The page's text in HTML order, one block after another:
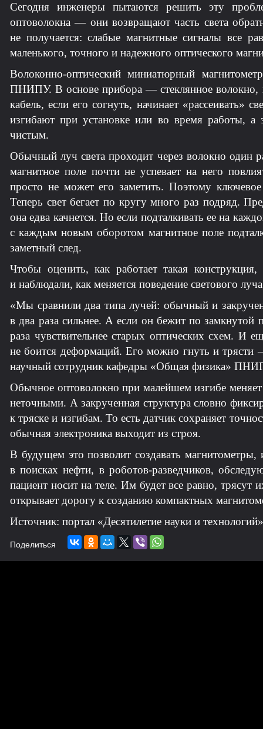
Сегодня инженеры пытаются решить эту
оптоволокна — они возвращают часть света
не получается: слабые магнитные сигналы все
маленького, точного и надежного оптического
Волоконно-оптический миниатюрный
ПНИПУ. В основе прибора — стеклянное волокно,
кабель, если его согнуть, начинает «рассеивать»
изгибают при установке или во время работы, а
чистым.
Обычный луч света проходит через волокно один
магнитное поле почти не успевает на него
просто не может его заметить. Поэтому
Теперь свет бегает по кругу много раз подряд.
она едва качнется. Но если подталкивать ее на
с каждым новым оборотом магнитное поле
заметный след.
Чтобы оценить, как работает такая
и наблюдали, как меняется поведение светового
«Мы сравнили два типа лучей: обычный и
в два раза сильнее. А если он бежит по
раза чувствительнее старых оптических схем. И
не боится деформаций. Его можно гнуть и
научный сотрудник кафедры «Общая физика»
Обычное оптоволокно при малейшем изгибе меняет
неточными. А закрученная структура словно
к тряске и изгибам. То есть датчик сохраняет
обычная электроника выходит из строя.
В будущем это позволит создавать
в поисках нефти, в роботов-разведчиков,
пациент носит на теле. Им будет все равно,
открывает дорогу к созданию компактных
Источник: портал «Десятилетие науки и технологий»
Поделиться